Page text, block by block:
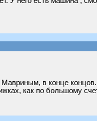
в конце
как по большому